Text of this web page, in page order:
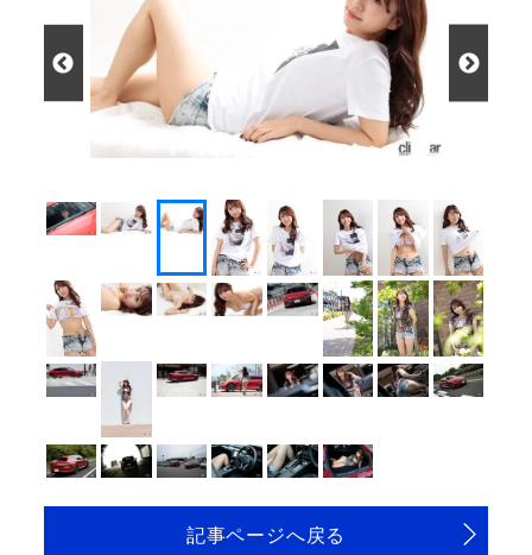
記事ページへ戻る